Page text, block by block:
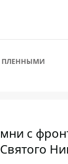
ПЛЕННЫМИ
с